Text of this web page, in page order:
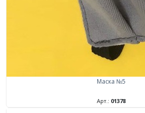
Маска №5
Арт.: 01378